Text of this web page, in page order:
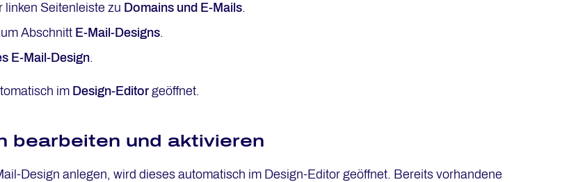
linken Seitenleiste zu Domains und E-Mails.
Abschnitt E-Mail-Designs.
E-Mail-Design.
im Design-Editor geöffnet.
bearbeiten und aktivieren
Design anlegen, wird dieses automatisch im Design-Editor geöffnet. Bereits vorhandene